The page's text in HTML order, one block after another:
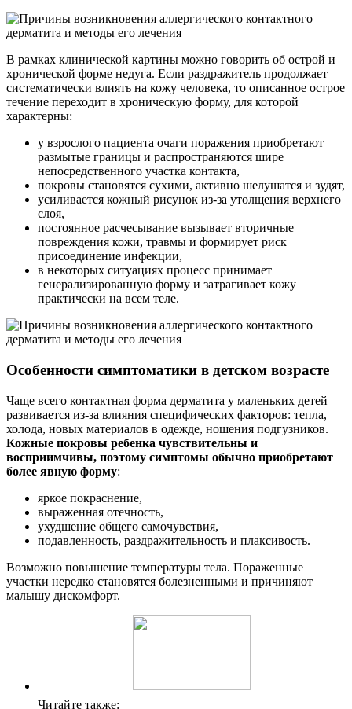
В рамках клинической картины можно говорить об острой и
хронической форме недуга. Если раздражитель продолжает
систематически влиять на кожу человека, то описанное острое
течение переходит в хроническую форму, для которой
характерны:
у взрослого пациента очаги поражения приобретают
размытые границы и распространяются шире
непосредственного участка контакта,
покровы становятся сухими, активно шелушатся и зудят,
усиливается кожный рисунок из-за утолщения верхнего
слоя,
постоянное расчесывание вызывает вторичные
повреждения кожи, травмы и формирует риск
присоединение инфекции,
в некоторых ситуациях процесс принимает
генерализированную форму и затрагивает кожу
практически на всем теле.
Особенности симптоматики в детском возрасте
Чаще всего контактная форма дерматита у маленьких детей
развивается из-за влияния специфических факторов: тепла,
холода, новых материалов в одежде, ношения подгузников.
Кожные покровы ребенка чувствительны и
восприимчивы, поэтому симптомы обычно приобретают
более явную форму:
яркое покраснение,
выраженная отечность,
ухудшение общего самочувствия,
подавленность, раздражительность и плаксивость.
Возможно повышение температуры тела. Пораженные
участки нередко становятся болезненными и причиняют
малышу дискомфорт.
Читайте также: